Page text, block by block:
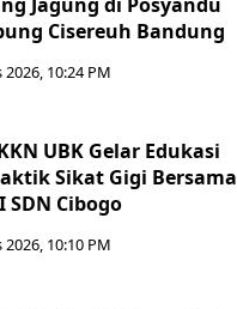
Jagung di Posyandu
Cisereuh Bandung
10:24 PM
UBK Gelar Edukasi
Sikat Gigi Bersama
SDN Cibogo
10:10 PM